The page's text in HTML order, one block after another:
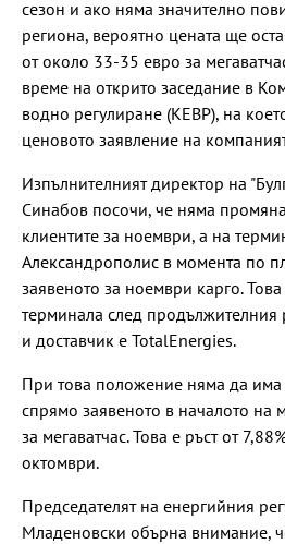
сезон и ако няма значително
региона, вероятно цената ще
от около 33-35 евро за
време на открито заседание в
водно регулиране (КЕВР), на
ценовото заявление на
Изпълнителният директор на
Синабов посочи, че няма
клиентите за ноември, а на
Александрополис в момента по
заявеното за ноември карго.
терминала след продължителния
и доставчик е TotalEnergies.
При това положение няма да
спрямо заявеното в началото на
за мегаватчас. Това е ръст от
октомври.
Председателят на енергийния
Младеновски обърна внимание,